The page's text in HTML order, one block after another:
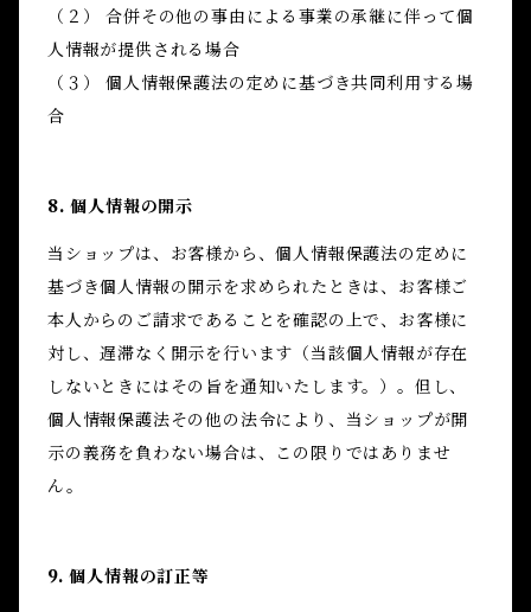
（２） 合併その他の事由による事業の承継に伴って個
人情報が提供される場合
（３） 個人情報保護法の定めに基づき共同利用する場
合
8. 個人情報の開示
当ショップは、お客様から、個人情報保護法の定めに
基づき個人情報の開示を求められたときは、お客様ご
本人からのご請求であることを確認の上で、お客様に
対し、遅滞なく開示を行います（当該個人情報が存在
しないときにはその旨を通知いたします。）。但し、
個人情報保護法その他の法令により、当ショップが開
示の義務を負わない場合は、この限りではありませ
ん。
9. 個人情報の訂正等